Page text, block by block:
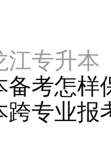
江专升
备考怎样
跨专业报